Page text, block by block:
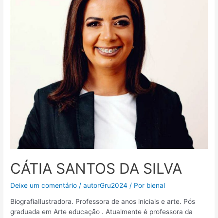
CÁTIA SANTOS DA SILVA
Deixe um comentário /autorGru2024 / Por bienal
BiografiaIlustradora. Professora de anos iniciais e arte. Pós
graduada em Arte educação . Atualmente é professora da